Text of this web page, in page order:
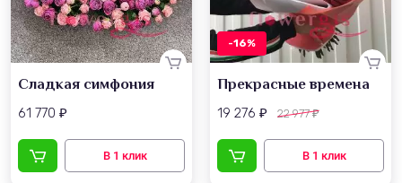
Сладкая симфония
61 770 ₽
-16%
Прекрасные времена
19 276 ₽ 22 977₽